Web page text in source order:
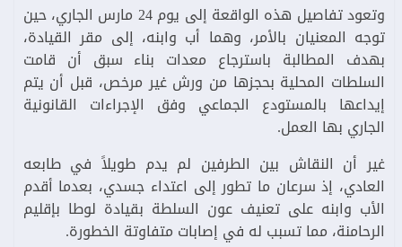
وتعود تفاصيل هذه الواقعة إلى يوم 24 مارس الجاري، حين
توجه المعنيان بالأمر، وهما أب وابنه، إلى مقر القيادة،
بهدف المطالبة باسترجاع معدات بناء سبق أن قامت
السلطات المحلية بحجزها من ورش غير مرخص، قبل أن يتم
إيداعها بالمستودع الجماعي وفق الإجراءات القانونية
الجاري بها العمل.
غير أن النقاش بين الطرفين لم يدم طويلاً في طابعه
العادي، إذ سرعان ما تطور إلى اعتداء جسدي، بعدما أقدم
الأب وابنه على تعنيف عون السلطة بقيادة لوطا بإقليم
الرحامنة، مما تسبب له في إصابات متفاوتة الخطورة.